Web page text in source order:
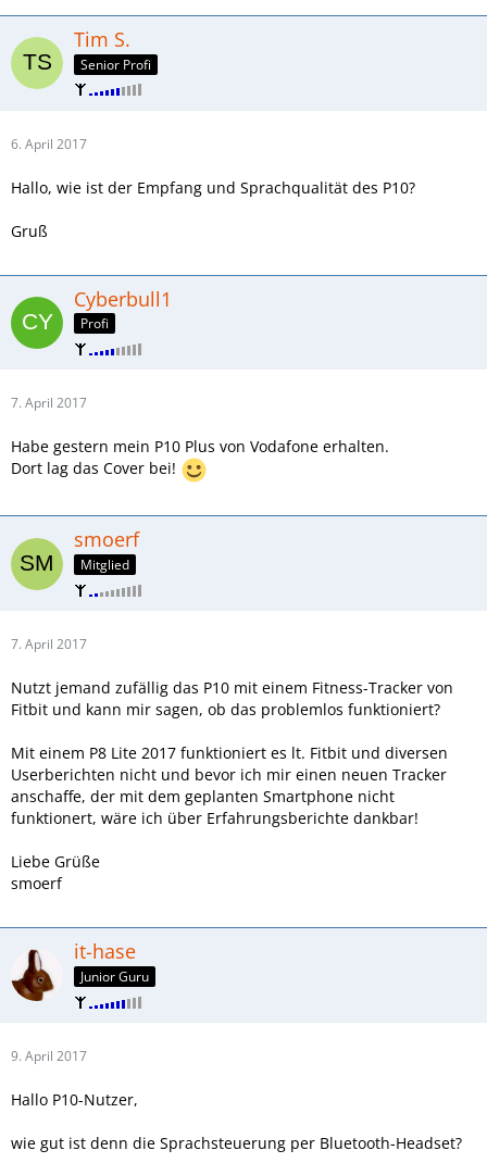
Tim S.
Senior Profi
6. April 2017
Hallo, wie ist der Empfang und Sprachqualität des P10?
Gruß
Cyberbull1
Profi
7. April 2017
Habe gestern mein P10 Plus von Vodafone erhalten.
Dort lag das Cover bei!
smoerf
Mitglied
7. April 2017
Nutzt jemand zufällig das P10 mit einem Fitness-Tracker von
Fitbit und kann mir sagen, ob das problemlos funktioniert?
Mit einem P8 Lite 2017 funktioniert es lt. Fitbit und diversen
Userberichten nicht und bevor ich mir einen neuen Tracker
anschaffe, der mit dem geplanten Smartphone nicht
funktionert, wäre ich über Erfahrungsberichte dankbar!
Liebe Grüße
smoerf
it-hase
Junior Guru
9. April 2017
Hallo P10-Nutzer,
wie gut ist denn die Sprachsteuerung per Bluetooth-Headset?